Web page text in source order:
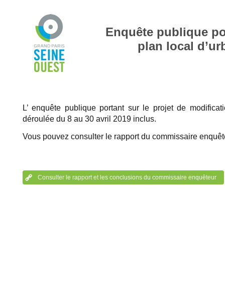
Enquête publique
plan local
L’ enquête publique portant sur le projet de
déroulée du 8 au 30 avril 2019 inclus.
Vous pouvez consulter le rapport du commissaire
Consulter le rapport et les conclusions du commissaire enquêteur